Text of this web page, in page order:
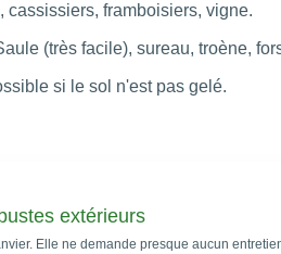
cassissiers, framboisiers, vigne.
(très facile), sureau, troène,
si le sol n'est pas gelé.
extérieurs
Elle ne demande presque aucun